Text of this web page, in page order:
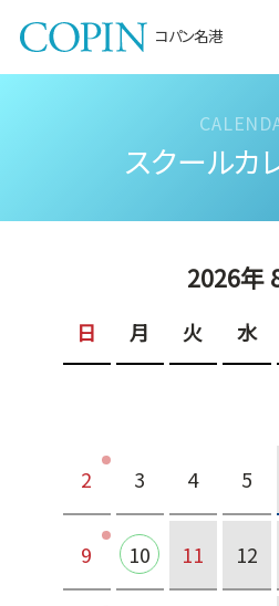
コパン名港
スクールカ
2026年
日 月 火 水
2 3 4 5
9 10 11 12